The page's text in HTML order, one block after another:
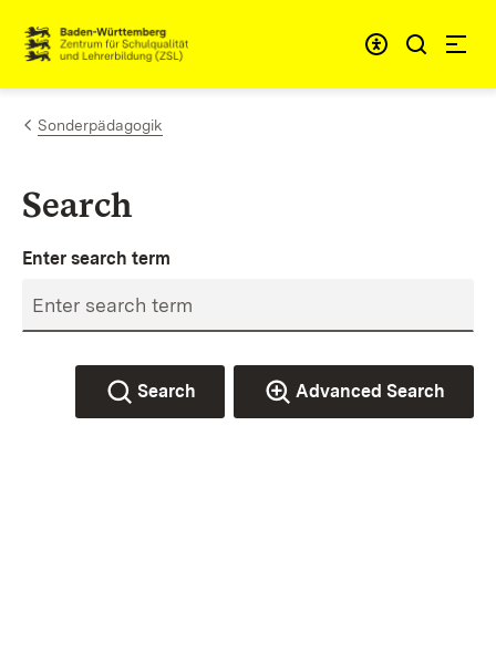
Skip to content
Link to homepage
Sonderpädagogik
Search
Enter search term
Search Advanced Search